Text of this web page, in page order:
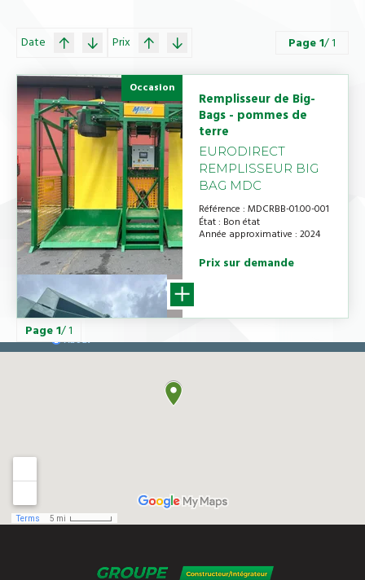
Date Prix Page1/ 1
Occasion
Remplisseur de Big-
Bags - pommes de
terre
EURODIRECT
REMPLISSEUR BIG
BAG MDC
Référence MDCRBB-01.00-001
État Bon état
Année approximative 2024
Prix sur demande
Page1/ 1